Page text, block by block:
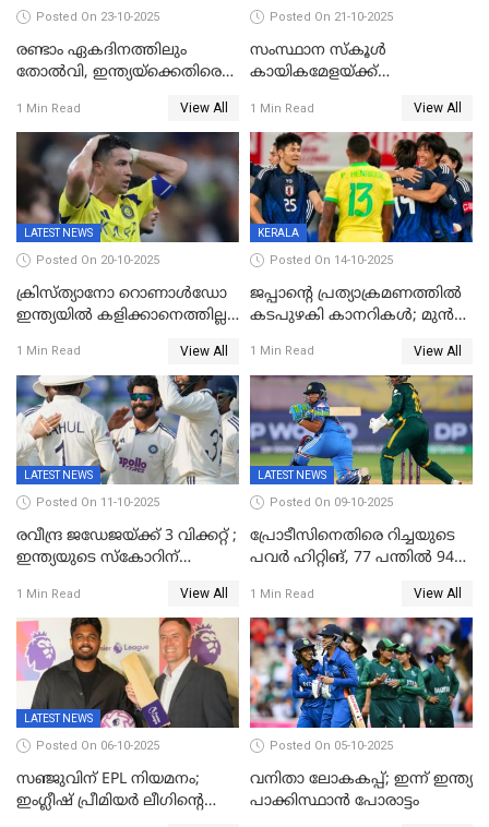
Posted On 23-10-2025
രണ്ടാം ഏകദിനത്തിലും
തോൽവി, ഇന്ത്യയ്‌ക്കെതിരെ
1 Min Read View All
Posted On 21-10-2025
സംസ്ഥാന സ്കൂൾ
കായികമേളയ്ക്ക്
ഒളിംപിക്‌സിന്റെ ഉദ്‌ഘാടനം
നിർവഹിച്ച് ധനമന്ത്രി K N
ബാലഗോപാൽ;ദീപശിഖ
തെളിയിച്ച് I M വിജയൻ
1 Min Read View All
LATEST NEWS
Posted On 20-10-2025
ക്രിസ്ത്യാനോ റൊണാൾഡോ
ഇന്ത്യയിൽ കളിക്കാനെത്തില്ല;
ഉൾപ്പെടുത്തിയില്ല
1 Min Read View All
KERALA
Posted On 14-10-2025
ജപ്പാന്റെ പ്രത്യാക്രമണത്തിൽ
കടപുഴകി കാനറികൾ; മുൻ
ജപ്പാന്റെ ആദ്യ ജയം
1 Min Read View All
LATEST NEWS
Posted On 11-10-2025
രവീന്ദ്ര ജഡേജയ്ക്ക് 3 വിക്കറ്റ് ;
ഇന്ത്യയുടെ സ്കോറിന്
നാല് വിക്കറ്റ് നഷ്ടം
1 Min Read View All
LATEST NEWS
Posted On 09-10-2025
പ്രോടീസിനെതിരെ റിച്ചയുടെ
പവർ ഹിറ്റിങ്, 77 പന്തില്‍ 94
ലക്ഷ്യമൊരുക്കി ഇന്ത്യ; 28
വര്‍ഷം പഴക്കമുള്ള ലോക
റെക്കോര്‍ഡ് തകര്‍ത്ത് സ്മൃതി
1 Min Read View All
LATEST NEWS
Posted On 06-10-2025
സഞ്ജുവിന് EPL നിയമനം;
ഇംഗ്ലീഷ് പ്രീമിയര്‍ ലീഗിന്‍റെ
Posted On 05-10-2025
വനിതാ ലോകകപ്പ്; ഇന്ന് ഇന്ത്യ
പാക്കിസ്ഥാന്‍ പോരാട്ടം